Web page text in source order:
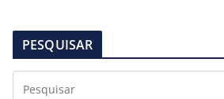
PESQUISAR